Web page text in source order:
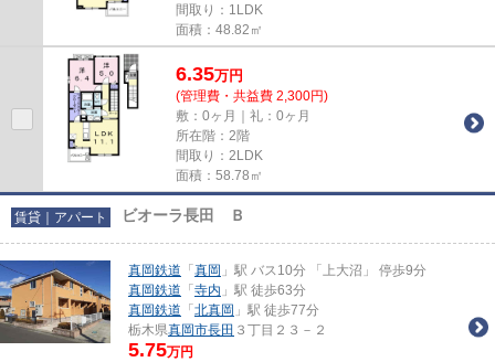
間取り：1LDK
面積：48.82㎡
6.35万円
(管理費・共益費 2,300円)
敷：0ヶ月｜礼：0ヶ月
所在階：2階
間取り：2LDK
面積：58.78㎡
賃貸｜アパート ビオーラ長田 Ｂ
真岡鉄道 「 真岡 」駅 バス10分 「上大沼」 停歩9分
真岡鉄道 「 寺内 」駅 徒歩63分
真岡鉄道 「 北真岡 」駅 徒歩77分
栃木県真岡市長田 ３丁目２３－２
5.75万円